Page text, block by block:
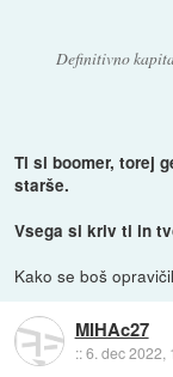
Definitivno
Ti si boomer, torej
starše.
Vsega si kriv ti in
Kako se boš
MIHAc27
::6. dec 2022,